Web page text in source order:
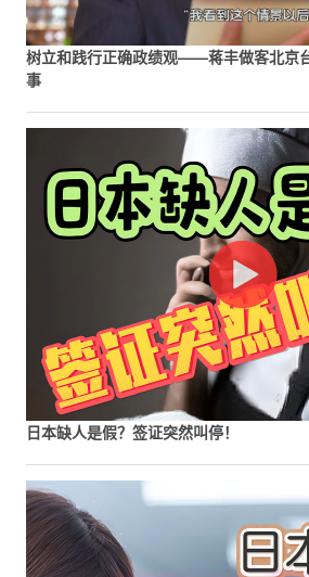
树立和践行正确政绩观——蒋丰做客北京
事
日本缺人是假？签证突然叫停！